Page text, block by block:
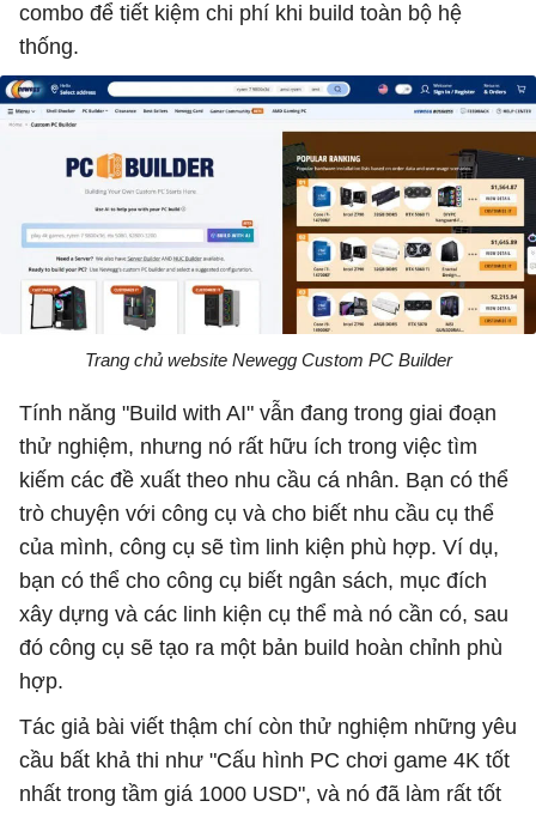
combo để tiết kiệm chi phí khi build toàn bộ hệ
thống.
Trang chủ website Newegg Custom PC Builder
Tính năng "Build with AI" vẫn đang trong giai đoạn
thử nghiệm, nhưng nó rất hữu ích trong việc tìm
kiếm các đề xuất theo nhu cầu cá nhân. Bạn có thể
trò chuyện với công cụ và cho biết nhu cầu cụ thể
của mình, công cụ sẽ tìm linh kiện phù hợp. Ví dụ,
bạn có thể cho công cụ biết ngân sách, mục đích
xây dựng và các linh kiện cụ thể mà nó cần có, sau
đó công cụ sẽ tạo ra một bản build hoàn chỉnh phù
hợp.
Tác giả bài viết thậm chí còn thử nghiệm những yêu
cầu bất khả thi như "Cấu hình PC chơi game 4K tốt
nhất trong tầm giá 1000 USD", và nó đã làm rất tốt